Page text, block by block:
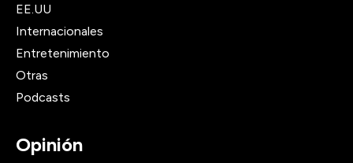
EE.UU
Internacionales
Entretenimiento
Otras
Podcasts
Opinión